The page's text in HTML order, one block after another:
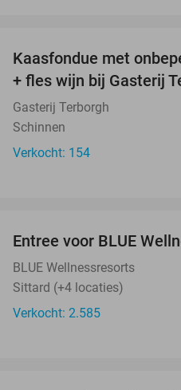
Kaasfondue met
+ fles wijn bij Gasterij
Gasterij Terborgh
Schinnen
Verkocht: 154
Entree voor BLUE
BLUE Wellnessresorts
Sittard (+4 locaties)
Verkocht: 2.585